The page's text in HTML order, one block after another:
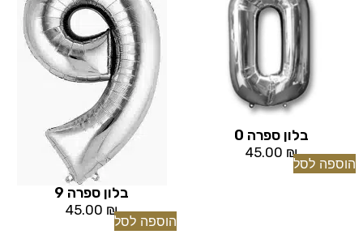
בלון ספרה 0
45.00 ₪
הוספה לסל
בלון ספרה 9
45.00 ₪
הוספה לסל